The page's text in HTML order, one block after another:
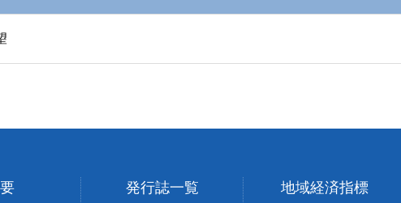
発行誌一覧 地域経済指標